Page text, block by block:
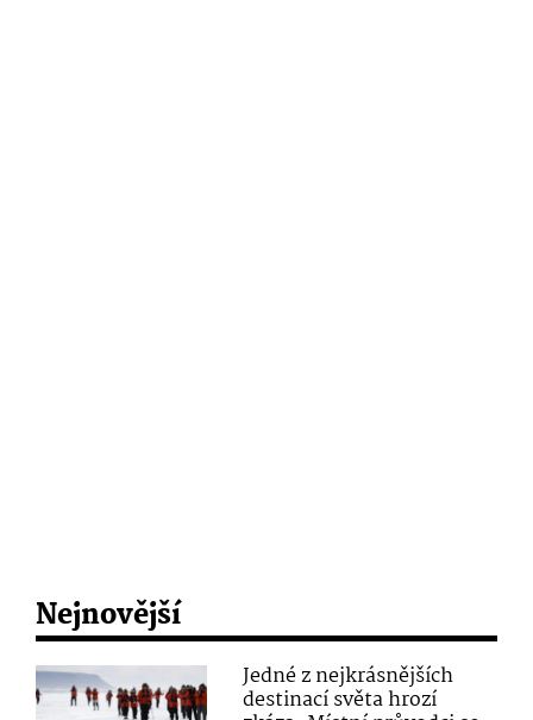
Nejnovější
Jedné z nejkrásnějších
destinací světa hrozí